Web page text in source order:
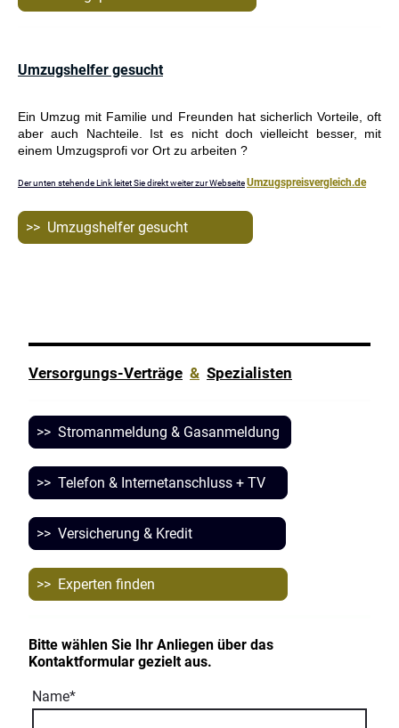
Umzugshelfer gesucht
Ein Umzug mit Familie und Freunden hat sicherlich Vorteile, oft
aber auch Nachteile. Ist es nicht doch vielleicht besser, mit
einem Umzugsprofi vor Ort zu arbeiten ?
Der unten stehende Link leitet Sie direkt weiter zur WebseiteUmzugspreisvergleich.de
>> Umzugshelfer gesucht
Versorgungs-Verträge & Spezialisten
>> Stromanmeldung & Gasanmeldung
>> Telefon & Internetanschluss + TV
>> Versicherung & Kredit
>> Experten finden
Bitte wählen Sie Ihr Anliegen über das
Kontaktformular gezielt aus.
Name*